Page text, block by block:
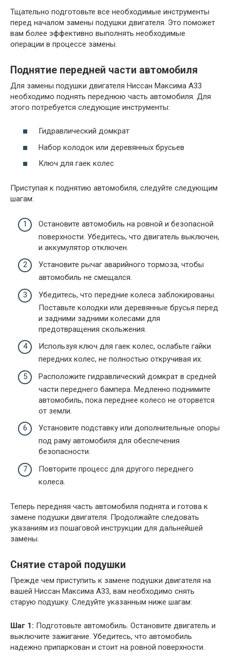
Тщательно подготовьте все необходимые инструменты
перед началом замены подушки двигателя. Это поможет
вам более эффективно выполнять необходимые
операции в процессе замены.
Поднятие передней части автомобиля
Для замены подушки двигателя Ниссан Максима А33
необходимо поднять переднюю часть автомобиля. Для
этого потребуется следующие инструменты:
Гидравлический домкрат
Набор колодок или деревянных брусьев
Ключ для гаек колес
Приступая к поднятию автомобиля, следуйте следующим
шагам:
Остановите автомобиль на ровной и безопасной
поверхности. Убедитесь, что двигатель выключен,
и аккумулятор отключен.
Установите рычаг аварийного тормоза, чтобы
автомобиль не смещался.
Убедитесь, что передние колеса заблокированы.
Поставьте колодки или деревянные брусья перед
и задними задними колесами для
предотвращения скольжения.
Используя ключ для гаек колес, ослабьте гайки
передних колес, не полностью откручивая их.
Расположите гидравлический домкрат в средней
части переднего бампера. Медленно поднимите
автомобиль, пока переднее колесо не оторвется
от земли.
Установите подставку или дополнительные опоры
под раму автомобиля для обеспечения
безопасности.
Повторите процесс для другого переднего
колеса.
Теперь передняя часть автомобиля поднята и готова к
замене подушки двигателя. Продолжайте следовать
указаниям из пошаговой инструкции для дальнейшей
замены.
Снятие старой подушки
Прежде чем приступить к замене подушки двигателя на
вашей Ниссан Максима А33, вам необходимо снять
старую подушку. Следуйте указанным ниже шагам:
Шаг 1: Подготовьте автомобиль. Остановите двигатель и
выключите зажигание. Убедитесь, что автомобиль
надежно припаркован и стоит на ровной поверхности.